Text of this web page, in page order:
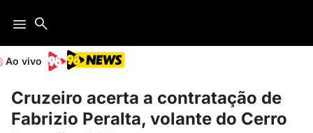
Ao vivo
Cruzeiro acerta a contratação de
Fabrizio Peralta, volante do Cerro